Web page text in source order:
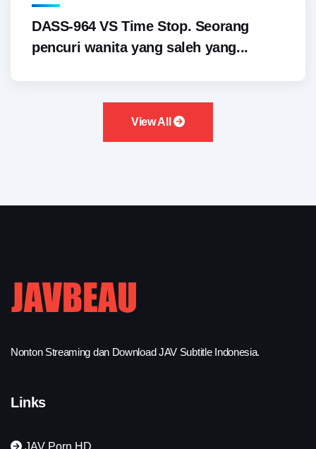
DASS-964 VS Time Stop. Seorang
pencuri wanita yang saleh yang...
View All
Nonton Streaming dan Download JAV Subtitle Indonesia.
Links
JAV Porn HD